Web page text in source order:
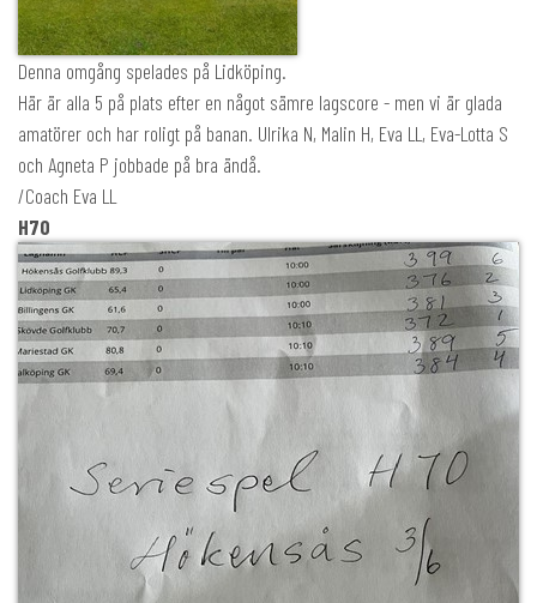
Denna omgång spelades på Lidköping.
Här är alla 5 på plats efter en något sämre lagscore - men vi är glada
amatörer och har roligt på banan. Ulrika N, Malin H, Eva LL, Eva-Lotta S
och Agneta P jobbade på bra ändå.
/Coach Eva LL
H70